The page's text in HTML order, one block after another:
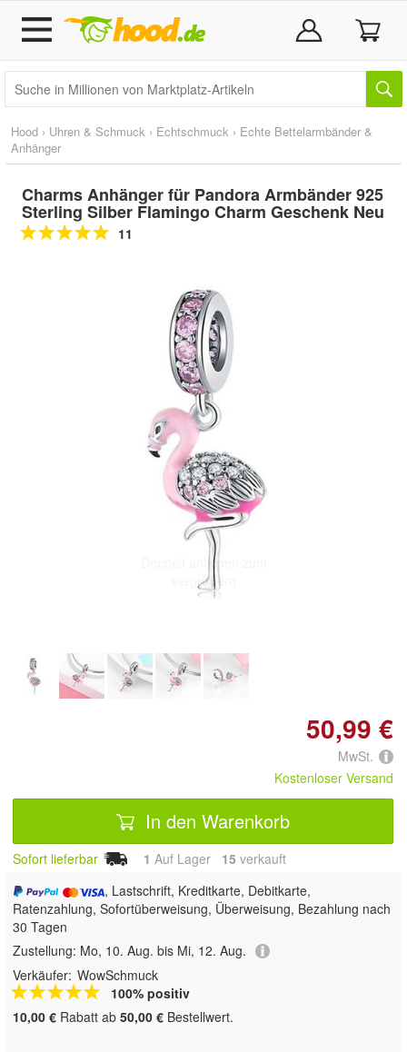
Hood › Uhren & Schmuck › Echtschmuck › Echte Bettelarmbänder &
Anhänger
Charms Anhänger für Pandora Armbänder 925
Sterling Silber Flamingo Charm Geschenk Neu
11
Doppelt antippen zum
vergrößern
50,99 €
MwSt.
Kostenloser Versand
In den Warenkorb
Sofort lieferbar 1 Auf Lager 15 verkauft
, Lastschrift, Kreditkarte, Debitkarte,
Ratenzahlung, Sofortüberweisung, Überweisung, Bezahlung nach
30 Tagen
Zustellung: Mo, 10. Aug. bis Mi, 12. Aug.
Verkäufer: WowSchmuck
100% positiv
10,00 € Rabatt ab 50,00 € Bestellwert.